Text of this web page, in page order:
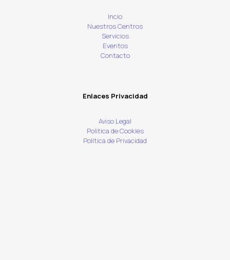
Incio
Nuestros Centros
Servicios
Eventos
Contacto
Enlaces Privacidad
Aviso Legal
Política de Cookies
Política de Privacidad